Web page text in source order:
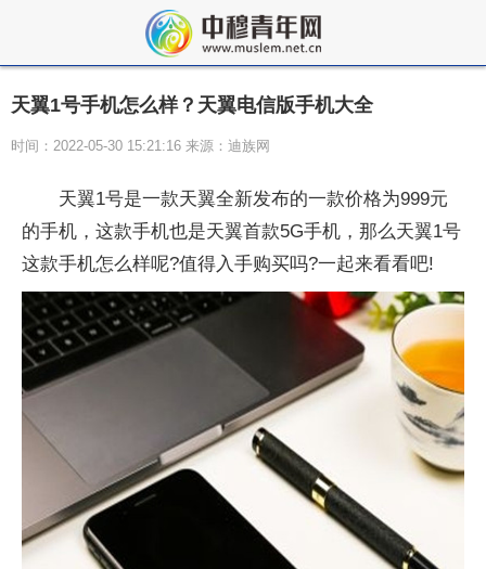
天翼1号手机怎么样？天翼电信版手机大全
时间：2022-05-30 15:21:16 来源：迪族网
天翼1号是一款天翼全新发布的一款价格为999元
的手机，这款手机也是天翼首款5G手机，那么天翼1号
这款手机怎么样呢?值得入手购买吗?一起来看看吧!